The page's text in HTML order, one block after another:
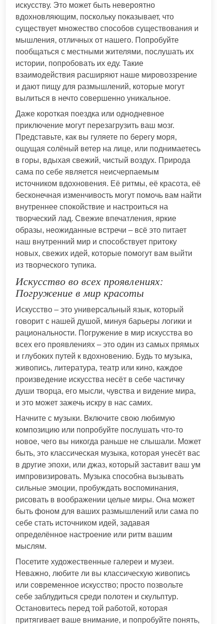
искусству. Это может быть невероятно
вдохновляющим, поскольку показывает, что
существует множество способов существования и
мышления, отличных от нашего. Попробуйте
пообщаться с местными жителями, послушать их
истории, попробовать их еду. Такие
взаимодействия расширяют наше мировоззрение
и дают пищу для размышлений, которые могут
вылиться в нечто совершенно уникальное.
Даже короткая поездка или однодневное
приключение могут перезагрузить ваш мозг.
Представьте, как вы гуляете по берегу моря,
ощущая солёный ветер на лице, или поднимаетесь
в горы, вдыхая свежий, чистый воздух. Природа
сама по себе является неисчерпаемым
источником вдохновения. Её ритмы, её красота, её
бесконечная изменчивость могут помочь вам найти
внутреннее спокойствие и настроиться на
творческий лад. Свежие впечатления, яркие
образы, неожиданные встречи – всё это питает
наш внутренний мир и способствует притоку
новых, свежих идей, которые помогут вам выйти
из творческого тупика.
Искусство во всех проявлениях:
Погружение в мир красоты
Искусство – это универсальный язык, который
говорит с нашей душой, минуя барьеры логики и
рациональности. Погружение в мир искусства во
всех его проявлениях – это один из самых прямых
и глубоких путей к вдохновению. Будь то музыка,
живопись, литература, театр или кино, каждое
произведение искусства несёт в себе частичку
души творца, его мысли, чувства и видение мира,
и это может зажечь искру в нас самих.
Начните с музыки. Включите свою любимую
композицию или попробуйте послушать что-то
новое, чего вы никогда раньше не слышали. Может
быть, это классическая музыка, которая унесёт вас
в другие эпохи, или джаз, который заставит ваш ум
импровизировать. Музыка способна вызывать
сильные эмоции, пробуждать воспоминания,
рисовать в воображении целые миры. Она может
быть фоном для ваших размышлений или сама по
себе стать источником идей, задавая
определённое настроение или ритм вашим
мыслям.
Посетите художественные галереи и музеи.
Неважно, любите ли вы классическую живопись
или современное искусство; просто позвольте
себе заблудиться среди полотен и скульптур.
Остановитесь перед той работой, которая
притягивает ваше внимание, и попробуйте понять,